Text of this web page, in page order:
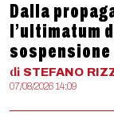
Dalla
l’ultimatum
sospensione
di STEFANO
07/08/2026 14:09